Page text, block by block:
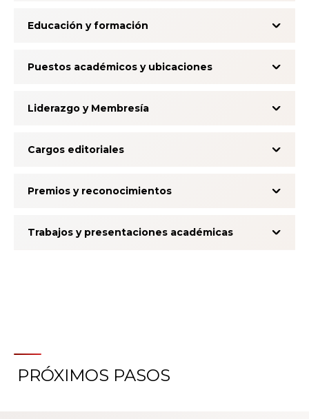
Educación y formación
Puestos académicos y ubicaciones
Liderazgo y Membresía
Cargos editoriales
Premios y reconocimientos
Trabajos y presentaciones académicas
Acerca del Sistema de
PRÓXIMOS PASOS